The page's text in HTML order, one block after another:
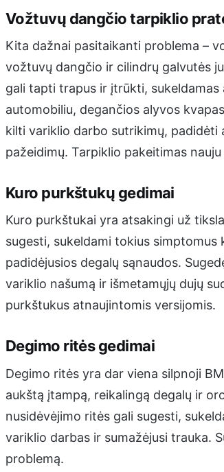
Vožtuvų dangčio tarpiklio
Kita dažnai pasitaikanti problema –
vožtuvų dangčio ir cilindrų galvutės
gali tapti trapus ir įtrūkti,
automobiliu, degančios alyvos
kilti variklio darbo sutrikimų,
pažeidimų. Tarpiklio pakeitimas
Kuro purkštukų gedimai
Kuro purkštukai yra atsakingi už
sugesti, sukeldami tokius
padidėjusios degalų sąnaudos.
variklio našumą ir išmetamųjų dujų
purkštukus atnaujintomis versijomis.
Degimo ritės gedimai
Degimo ritės yra dar viena silpnoji
aukštą įtampą, reikalingą degalų ir
nusidėvėjimo ritės gali sugesti,
variklio darbas ir sumažėjusi trauka.
problemą.